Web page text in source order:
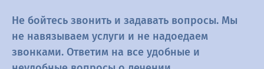
Не бойтесь звонить и задавать вопросы. Мы
не навязываем услуги и не надоедаем
звонками. Ответим на все удобные и